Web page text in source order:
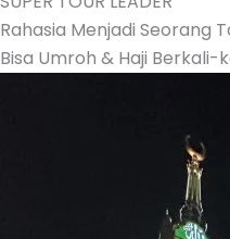
Rahasia Menjadi Seorang
Bisa Umroh & Haji